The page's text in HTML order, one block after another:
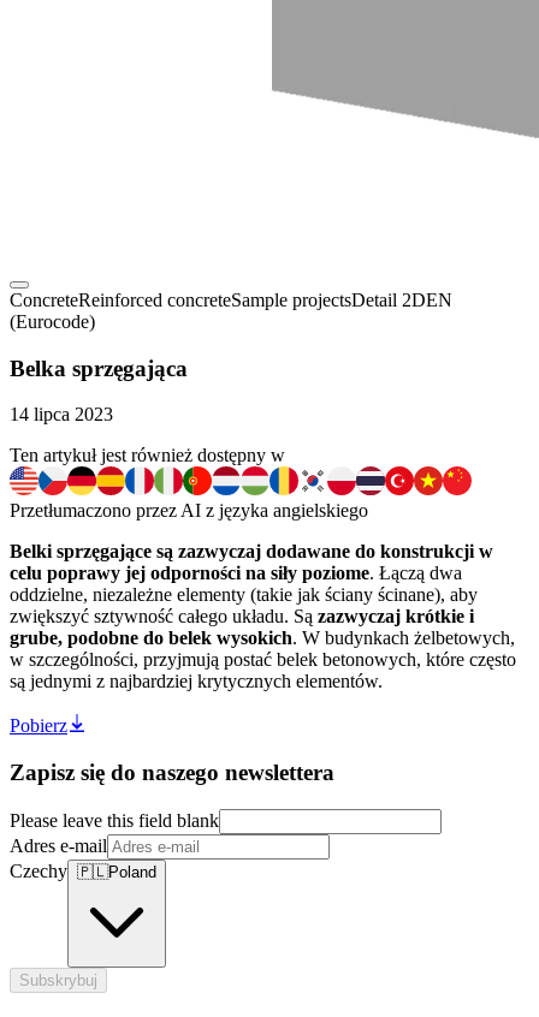
ConcreteReinforced concreteSample projectsDetail 2DEN
(Eurocode)
Belka sprzęgająca
14 lipca 2023
Ten artykuł jest również dostępny w
Przetłumaczono przez AI z języka angielskiego
Belki sprzęgające są zazwyczaj dodawane do konstrukcji w
celu poprawy jej odporności na siły poziome. Łączą dwa
oddzielne, niezależne elementy (takie jak ściany ścinane), aby
zwiększyć sztywność całego układu. Są zazwyczaj krótkie i
grube, podobne do belek wysokich. W budynkach żelbetowych,
w szczególności, przyjmują postać belek betonowych, które często
są jednymi z najbardziej krytycznych elementów.
Pobierz
Zapisz się do naszego newslettera
Please leave this field blank
Adres e-mail
Czechy 🇵🇱Poland
Subskrybuj